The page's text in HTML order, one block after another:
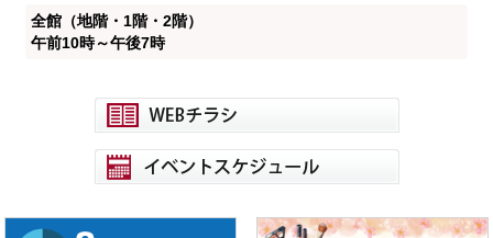
全館（地階・1階・2階）
午前10時～午後7時